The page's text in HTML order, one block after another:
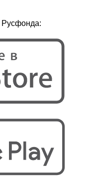
Русфонда: